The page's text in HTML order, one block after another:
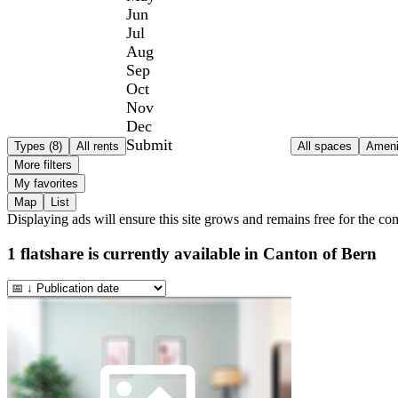
Types (8) All rents
Jun
Jul
Aug
Sep
Oct
Nov
Dec
Submit
All spaces
More filters
My favorites
Map
List
Displaying ads will ensure this site grows and remains free for the
1 flatshare is currently available in Canton of Bern